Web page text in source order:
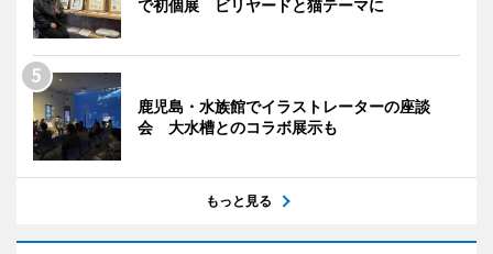
で初個展 ビリヤードと猫テーマに
鹿児島・水族館でイラストレーターの座談
会 大水槽とのコラボ展示も
もっと見る